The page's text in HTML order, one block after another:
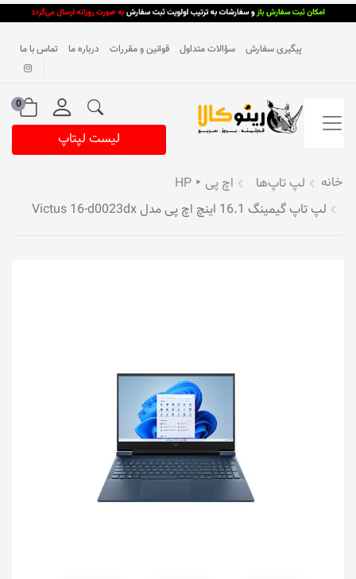
پیگیری سفارش سؤالات متداول قوانین و مقررات درباره ما تماس با ما
0
لیست لپتاپ
خانه لپ تاپ‌ها
اچ پی ‣ HP
لپ تاپ گیمینگ 16.1 اینچ اچ پی مدل Victus 16-d0023dx